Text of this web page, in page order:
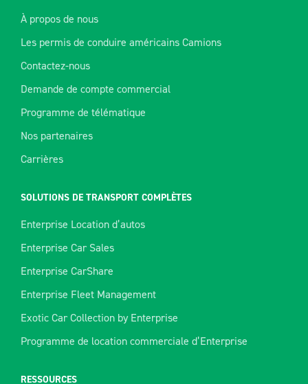
À propos de nous
Les permis de conduire américains Camions
Contactez-nous
Demande de compte commercial
Programme de télématique
Nos partenaires
Carrières
SOLUTIONS DE TRANSPORT COMPLÈTES
Enterprise Location d’autos
Enterprise Car Sales
Enterprise CarShare
Enterprise Fleet Management
Exotic Car Collection by Enterprise
Programme de location commerciale d’Enterprise
RESSOURCES